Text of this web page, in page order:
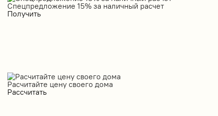
Спецпредложение 15% за наличный расчет
Получить
Расчитайте цену своего дома
Рассчитать